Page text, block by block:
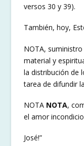
versos 30 y 39).
También, hoy,
NOTA,
material y
la distribución de
tarea de difundir
NOTA NOTA,
el amor
José!”